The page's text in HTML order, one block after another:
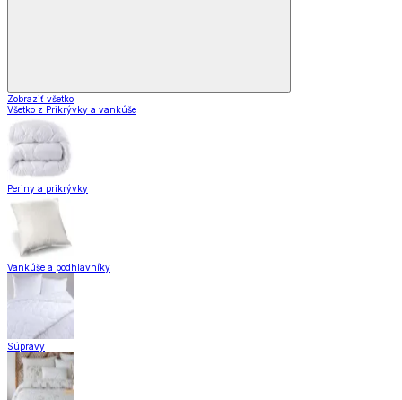
Zobraziť všetko
Všetko z Prikrývky a vankúše
Periny a prikrývky
Vankúše a podhlavníky
Súpravy